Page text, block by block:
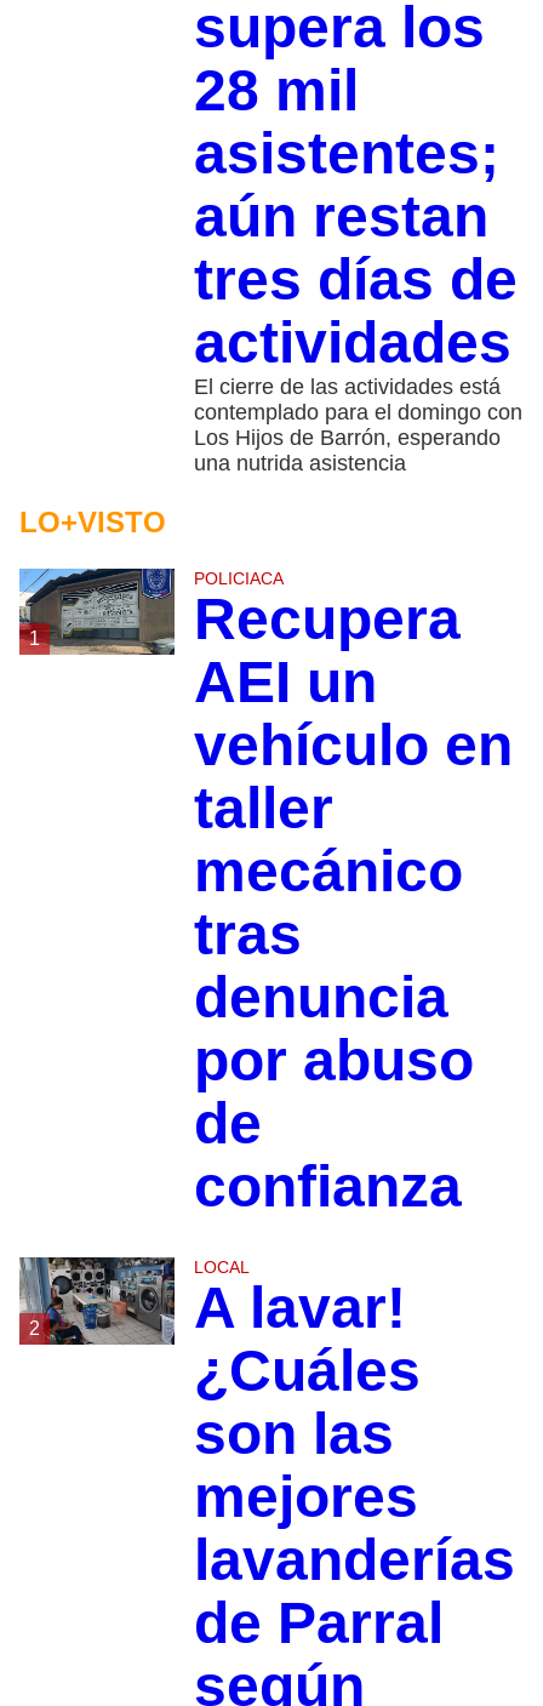
supera los
28 mil
asistentes;
aún restan
tres días de
actividades
El cierre de las actividades está
contemplado para el domingo con
Los Hijos de Barrón, esperando
una nutrida asistencia
LO+VISTO
1
POLICIACA
Recupera
AEI un
vehículo en
taller
mecánico
tras
denuncia
por abuso
de
confianza
2
LOCAL
A lavar!
¿Cuáles
son las
mejores
lavanderías
de Parral
según